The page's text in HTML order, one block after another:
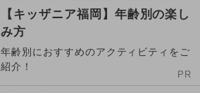
【キッザニア福岡】年齢別の楽し
み方
年齢別におすすめのアクティビティをご
紹介！
PR